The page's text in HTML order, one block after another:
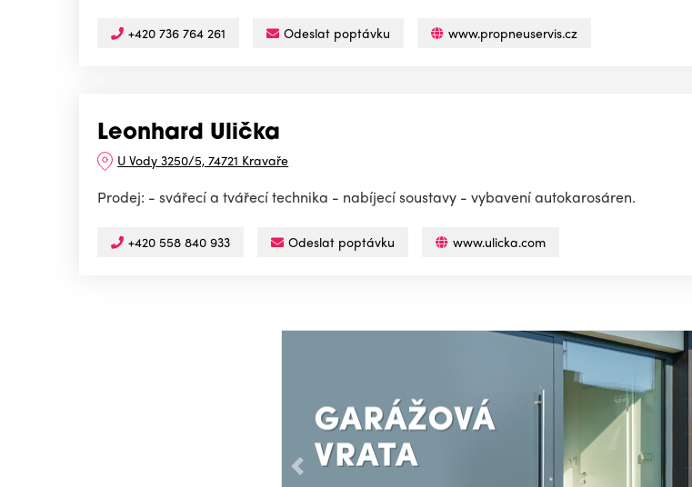
+420 736 764 261 Odeslat poptávku www.propneuservis.cz
Leonhard Ulička
U Vody 3250/5, 74721 Kravaře
Prodej: - svářecí a tvářecí technika - nabíjecí soustavy - vybavení autokarosáren.
+420 558 840 933 Odeslat poptávku www.ulicka.com
Předchozí